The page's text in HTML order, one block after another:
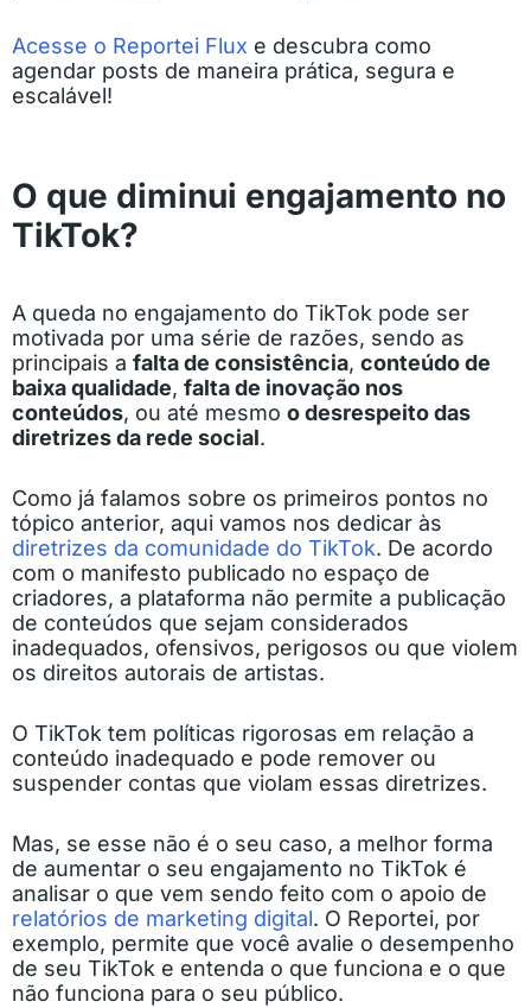
Acesse o Reportei Flux e descubra como
agendar posts de maneira prática, segura e
escalável!
O que diminui engajamento no
TikTok?
A queda no engajamento do TikTok pode ser
motivada por uma série de razões, sendo as
principais a falta de consistência, conteúdo de
baixa qualidade, falta de inovação nos
conteúdos, ou até mesmo o desrespeito das
diretrizes da rede social.
Como já falamos sobre os primeiros pontos no
tópico anterior, aqui vamos nos dedicar às
diretrizes da comunidade do TikTok. De acordo
com o manifesto publicado no espaço de
criadores, a plataforma não permite a publicação
de conteúdos que sejam considerados
inadequados, ofensivos, perigosos ou que violem
os direitos autorais de artistas.
O TikTok tem políticas rigorosas em relação a
conteúdo inadequado e pode remover ou
suspender contas que violam essas diretrizes.
Mas, se esse não é o seu caso, a melhor forma
de aumentar o seu engajamento no TikTok é
analisar o que vem sendo feito com o apoio de
relatórios de marketing digital. O Reportei, por
exemplo, permite que você avalie o desempenho
de seu TikTok e entenda o que funciona e o que
não funciona para o seu público.